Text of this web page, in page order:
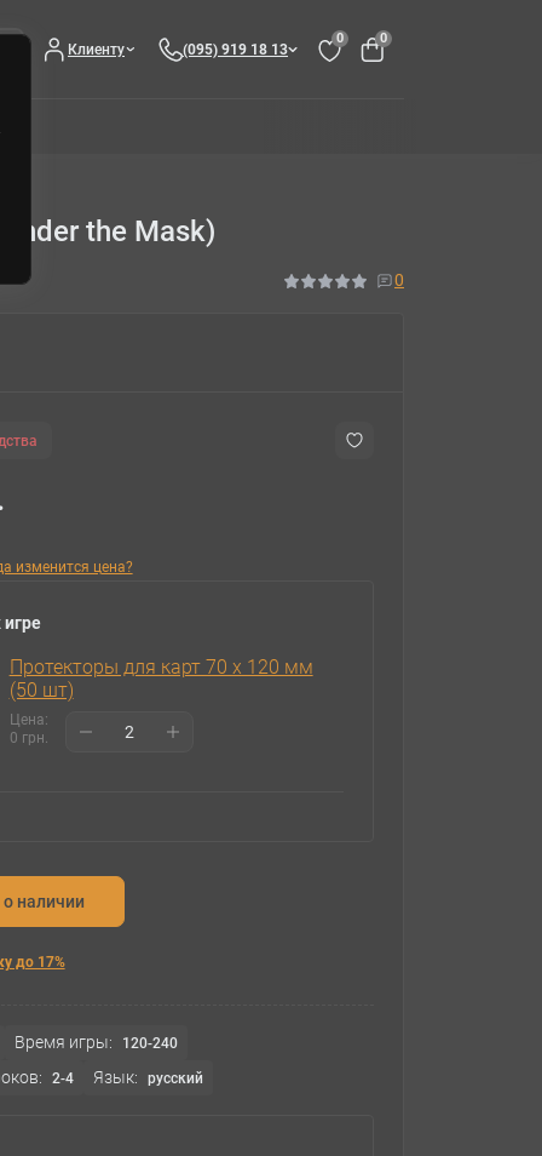
Клиенту (095) 919 18 13
0 0
the Mask)
0
изменится цена?
Протекторы для карт 70 х 120 мм
(50 шт)
Цена:
0 грн.
наличии
до 17%
Время игры: 120-240
2-4 Язык: русский